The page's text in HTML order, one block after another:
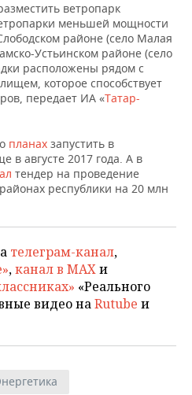
ветропарк
меньшей мощности
районе (село Малая
Устьинском районе (село
расположены рядом с
которое способствует
передает ИА «Татар-
планах запустить в
в августе 2017 года. А в
тендер на проведение
республики на 20 млн
телеграм-канал,
,канал в MAXи
«Реального
видео наRutube и